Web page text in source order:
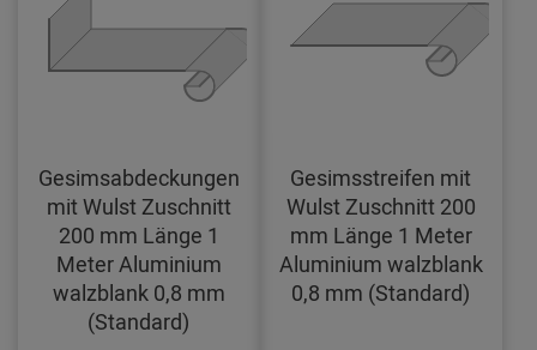
Gesimsabdeckungen
mit Wulst Zuschnitt
200 mm Länge 1
Meter Aluminium
walzblank 0,8 mm
(Standard)
Gesimsstreifen mit
Wulst Zuschnitt 200
mm Länge 1 Meter
Aluminium walzblank
0,8 mm (Standard)